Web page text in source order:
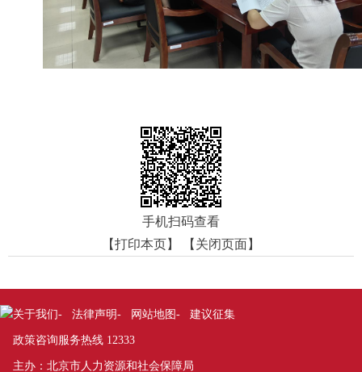
手机扫码查看
【打印本页】
【关闭页面】
关于我们- 法律声明- 网站地图- 建议征集
政策咨询服务热线 12333
主办：北京市人力资源和社会保障局